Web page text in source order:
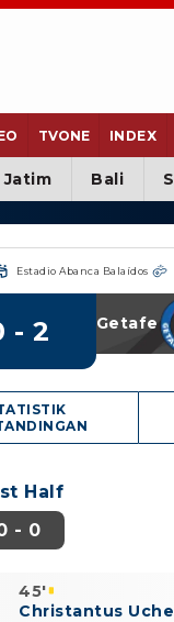
TVONE INDEX
Jatim Bali
Estadio Abanca Balaídos
- 2 Getafe
Half
- 0
45'
Christantus Uche